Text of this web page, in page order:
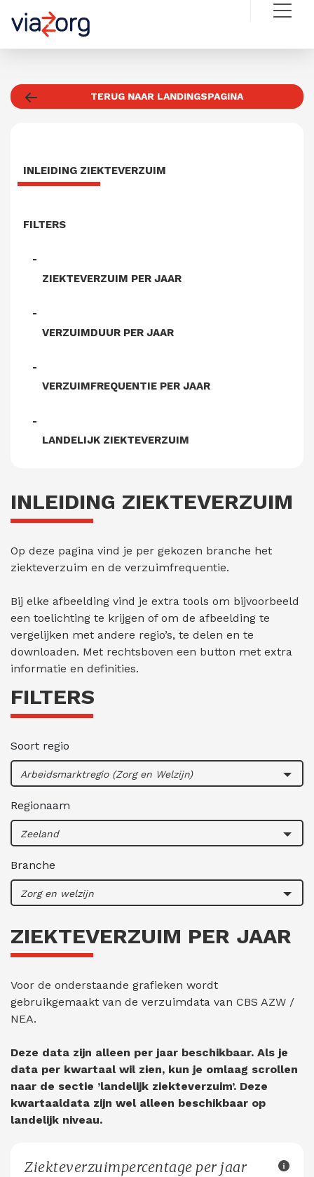
TERUG NAAR LANDINGSPAGINA
INLEIDING ZIEKTEVERZUIM
FILTERS
ZIEKTEVERZUIM PER JAAR
VERZUIMDUUR PER JAAR
VERZUIMFREQUENTIE PER JAAR
LANDELIJK ZIEKTEVERZUIM
INLEIDING ZIEKTEVERZUIM
Op deze pagina vind je per gekozen branche het
ziekteverzuim en de verzuimfrequentie.
Bij elke afbeelding vind je extra tools om bijvoorbeeld
een toelichting te krijgen of om de afbeelding te
vergelijken met andere regio’s, te delen en te
downloaden. Met rechtsboven een button met extra
informatie en definities.
FILTERS
Soort regio
Arbeidsmarktregio (Zorg en Welzijn)
Regionaam
Zeeland
Branche
Zorg en welzijn
ZIEKTEVERZUIM PER JAAR
Voor de onderstaande grafieken wordt
gebruikgemaakt van de verzuimdata van CBS AZW /
NEA.
Deze data zijn alleen per jaar beschikbaar. Als je
data per kwartaal wil zien, kun je omlaag scrollen
naar de sectie ’landelijk ziekteverzuim’. Deze
kwartaaldata zijn wel alleen beschikbaar op
landelijk niveau.
Ziekteverzuimpercentage per jaar